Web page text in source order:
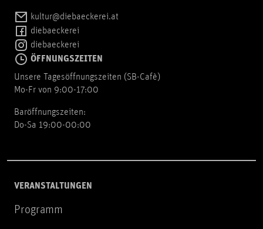
kultur@diebaeckerei.at
diebaeckerei
diebaeckerei
ÖFFNUNGSZEITEN
Unsere Tagesöffnungszeiten (SB-Cafè)
Mo-Fr von 9:00-17:00
Baröffnungszeiten:
Do-Sa 19:00-00:00
VERANSTALTUNGEN
Programm